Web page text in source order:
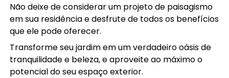
Não deixe de considerar um projeto de paisagismo
em sua residência e desfrute de todos os benefícios
que ele pode oferecer.
Transforme seu jardim em um verdadeiro oásis de
tranquilidade e beleza, e aproveite ao máximo o
potencial do seu espaço exterior.